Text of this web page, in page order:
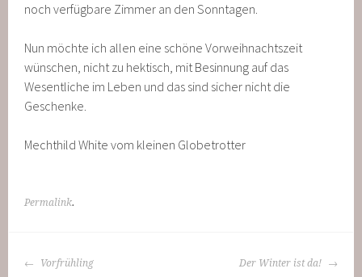
noch verfügbare Zimmer an den Sonntagen.
Nun möchte ich allen eine schöne Vorweihnachtszeit
wünschen, nicht zu hektisch, mit Besinnung auf das
Wesentliche im Leben und das sind sicher nicht die
Geschenke.
Mechthild White vom kleinen Globetrotter
Permalink.
BEITRAGS-
Vorfrühling Der Winter ist da!